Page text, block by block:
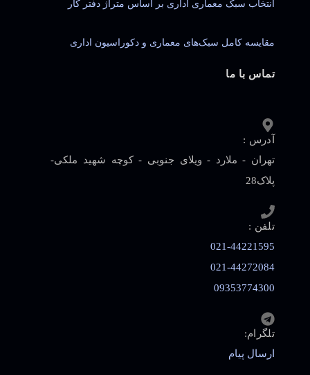
انتخاب سبک معماری اداری بر اساس متراژ دفتر کار
مقایسه کامل سبک‌های معماری و دکوراسیون اداری
تماس با ما
آدرس :
تهران - ملارد - ویلای جنوبی - کوچه شهید ملکی-
پلاک28
تلفن :
021-44221595
021-44272084
09353774300
تلگرام:
ارسال پیام